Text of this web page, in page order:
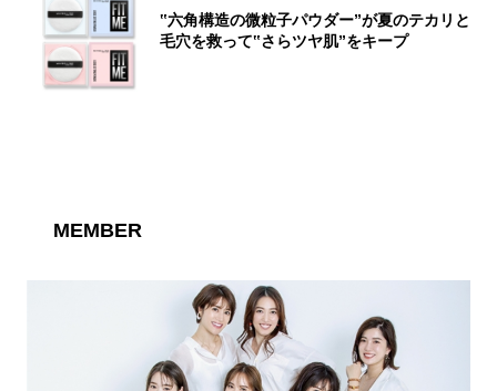
‟六角構造の微粒子パウダー”が夏のテカリと
毛穴を救って‟さらツヤ肌”をキープ
MEMBER